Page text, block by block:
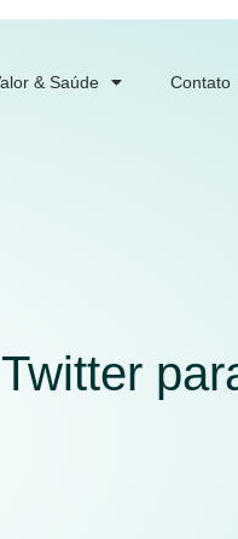
& Saúde Contato